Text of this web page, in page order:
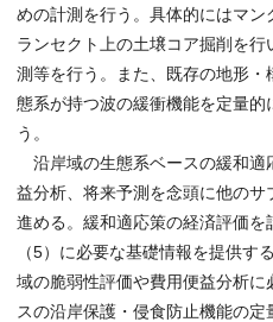
めの計測を行う。具体的にはマン
ランセクト上の土壌コア掘削を
測等を行う。また、既存の地形
態系が持つ波の緩衝機能を定量
う。
沿岸域の生態系ベースの緩和適
益分析、将来予測を念頭に他の
進める。緩和適応策の経済評価
（5）に必要な基礎情報を提供す
域の脆弱性評価や費用便益分析
スの沿岸保護・侵食防止機能の